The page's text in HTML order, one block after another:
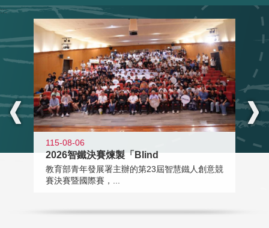
:::
115-08-06
2026智鐵決賽煉製「Blind
教育部青年發展署主辦的第23屆智慧鐵人創意競
賽決賽暨國際賽，...